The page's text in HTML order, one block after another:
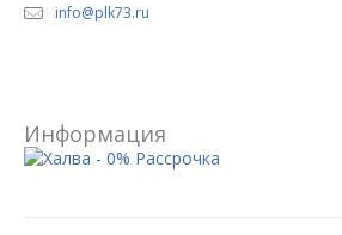
info@plk73.ru
Информация